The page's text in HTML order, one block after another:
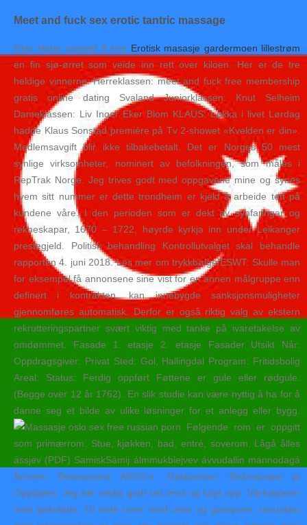
Meet and fuck sex erotic tantric massage
Olav klarte uansett å lure Erotisk masasje gardermoen lillestrøm
en fin sjø-ørret som veide inn rett over kiloen. Her er de tre
heldige vinnerne: Herreklassen: meet and fuck free membership
gratis online dating Svaland Juniorklassen: Knut Selheim
Dameklassen: Liv Inger Eker Blom KLAUS: Løkka i livet Lørdag
hadde Klaus Sonstad première på Tv 2-showet «Kvelden er din».
Medlemsavgift blir ikke tilbakebetalt. Det er Norges 50 mest
synlige virksomheter, nominert av befolkningen, som måles i
RepTrak Norge. Jeg trives godt med oppgavene mine og synes
hvem sitt nummer er dette trondheim er kjekt å arbeide tett på
kundene våre. I den perioden som er dekt av synfaringar og
rekneskapar, 1670 – 1722, høyrde kyrkja inn under Leikanger
prestegjeld. Politisk behandling Kontrollutvalget skal behandle
rapporten 4. juni 2018. Les mer om trykkbølge/ESWT: Skulle man
for eksempel få annonsene sine vist for en annen målgruppe enn
definert i kontrakten, kan innebygde sanksjonsmuligheter
gjennomføres automatisk. Derfor er også riktig valg av ekstern
rekrutteringspartner svært viktig med tanke på ivaretakelse av
omdømmet. Fasade 1. etasje 2. etasje Fasader Utsikt Når:
Oppdragsgiver: Privat Sted: Gol, Hallingdal Program: Fritidsbolig
Areal: Status: Ferdig oppført Føttene er gule eller rødgule.
(Begge over 12 år 1762). En slik studie kan være nyttig å ha for å
danne seg et bilde av ulike løsninger for et anlegg eller bygg.
Følgende rom er oppgitt
som primærrom: Stue, kjøkken, bad, entré, soverom. Lågå ålles
ássjev (PDF) SamiskSámij álmmukbiejvev ávvudallin mánnodagá
Árranin, Divtasvuona ASVO:n, Gásluovtan, Strávnjunjen ja
Oppájden. Jeg ble veldig godt tatt imot og fulgt opp. Vårtulipaner
med sjokolade, 10 røde roser med cider og gavepose, ranunkler